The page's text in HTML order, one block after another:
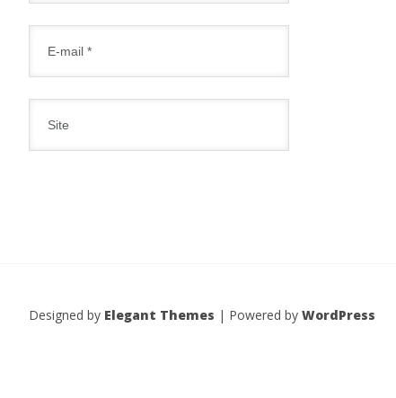
Designed by Elegant Themes | Powered by WordPress